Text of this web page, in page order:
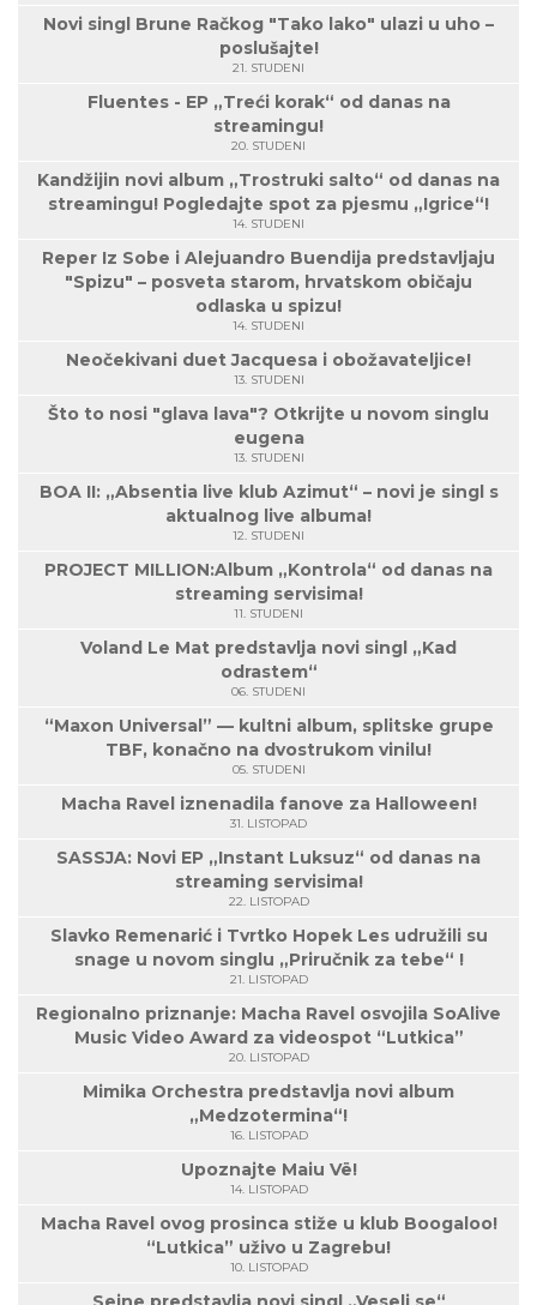
Novi singl Brune Račkog "Tako lako" ulazi u uho –
poslušajte!
21. STUDENI
Fluentes - EP „Treći korak“ od danas na
streamingu!
20. STUDENI
Kandžijin novi album „Trostruki salto“ od danas na
streamingu! Pogledajte spot za pjesmu „Igrice“!
14. STUDENI
Reper Iz Sobe i Alejuandro Buendija predstavljaju
"Spizu" – posveta starom, hrvatskom običaju
odlaska u spizu!
14. STUDENI
Neočekivani duet Jacquesa i obožavateljice!
13. STUDENI
Što to nosi "glava lava"? Otkrijte u novom singlu
eugena
13. STUDENI
BOA II: „Absentia live klub Azimut“ – novi je singl s
aktualnog live albuma!
12. STUDENI
PROJECT MILLION:Album „Kontrola“ od danas na
streaming servisima!
11. STUDENI
Voland Le Mat predstavlja novi singl „Kad
odrastem“
06. STUDENI
“Maxon Universal” — kultni album, splitske grupe
TBF, konačno na dvostrukom vinilu!
05. STUDENI
Macha Ravel iznenadila fanove za Halloween!
31. LISTOPAD
SASSJA: Novi EP „Instant Luksuz“ od danas na
streaming servisima!
22. LISTOPAD
Slavko Remenarić i Tvrtko Hopek Les udružili su
snage u novom singlu „Priručnik za tebe“ !
21. LISTOPAD
Regionalno priznanje: Macha Ravel osvojila SoAlive
Music Video Award za videospot “Lutkica”
20. LISTOPAD
Mimika Orchestra predstavlja novi album
„Medzotermina“!
16. LISTOPAD
Upoznajte Maiu Vë!
14. LISTOPAD
Macha Ravel ovog prosinca stiže u klub Boogaloo!
“Lutkica” uživo u Zagrebu!
10. LISTOPAD